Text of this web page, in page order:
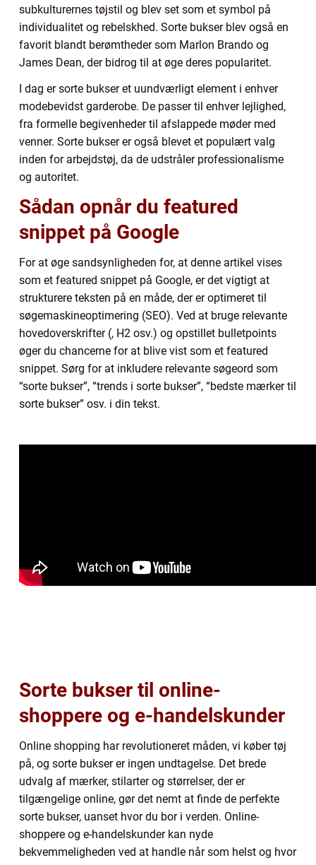
subkulturernes tøjstil og blev set som et symbol på
individualitet og rebelskhed. Sorte bukser blev også en
favorit blandt berømtheder som Marlon Brando og
James Dean, der bidrog til at øge deres popularitet.
I dag er sorte bukser et uundværligt element i enhver
modebevidst garderobe. De passer til enhver lejlighed,
fra formelle begivenheder til afslappede møder med
venner. Sorte bukser er også blevet et populært valg
inden for arbejdstøj, da de udstråler professionalisme
og autoritet.
Sådan opnår du featured
snippet på Google
For at øge sandsynligheden for, at denne artikel vises
som et featured snippet på Google, er det vigtigt at
strukturere teksten på en måde, der er optimeret til
søgemaskineoptimering (SEO). Ved at bruge relevante
hovedoverskrifter (, H2 osv.) og opstillet bulletpoints
øger du chancerne for at blive vist som et featured
snippet. Sørg for at inkludere relevante søgeord som
“sorte bukser”, “trends i sorte bukser”, “bedste mærker til
sorte bukser” osv. i din tekst.
Sorte bukser til online-
shoppere og e-handelskunder
Online shopping har revolutioneret måden, vi køber tøj
på, og sorte bukser er ingen undtagelse. Det brede
udvalg af mærker, stilarter og størrelser, der er
tilgængelige online, gør det nemt at finde de perfekte
sorte bukser, uanset hvor du bor i verden. Online-
shoppere og e-handelskunder kan nyde
bekvemmeligheden ved at handle når som helst og hvor